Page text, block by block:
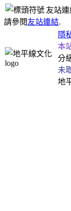
友站
請參閱友站連結.
隱
本
分
未
地